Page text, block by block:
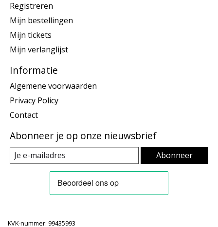
Registreren
Mijn bestellingen
Mijn tickets
Mijn verlanglijst
Informatie
Algemene voorwaarden
Privacy Policy
Contact
Abonneer je op onze nieuwsbrief
Abonneer
KVK-nummer: 99435993